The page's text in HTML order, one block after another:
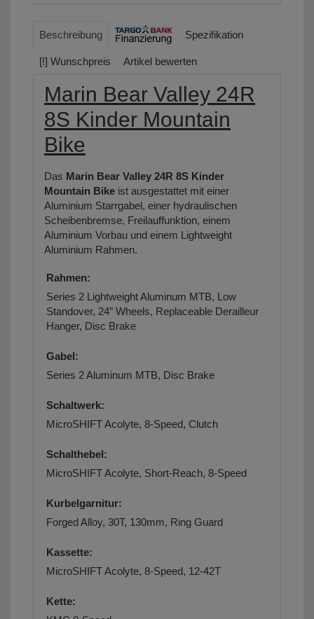
Beschreibung Spezifikation
[!] Wunschpreis Artikel bewerten
Marin Bear Valley 24R
8S Kinder Mountain
Bike
Das Marin Bear Valley 24R 8S Kinder
Mountain Bike ist ausgestattet mit einer
Aluminium Starrgabel, einer hydraulischen
Scheibenbremse, Freilauffunktion, einem
Aluminium Vorbau und einem Lightweight
Aluminium Rahmen.
Rahmen:
Series 2 Lightweight Aluminum MTB, Low
Standover, 24” Wheels, Replaceable Derailleur
Hanger, Disc Brake
Gabel:
Series 2 Aluminum MTB, Disc Brake
Schaltwerk:
MicroSHIFT Acolyte, 8-Speed, Clutch
Schalthebel:
MicroSHIFT Acolyte, Short-Reach, 8-Speed
Kurbelgarnitur:
Forged Alloy, 30T, 130mm, Ring Guard
Kassette:
MicroSHIFT Acolyte, 8-Speed, 12-42T
Kette: